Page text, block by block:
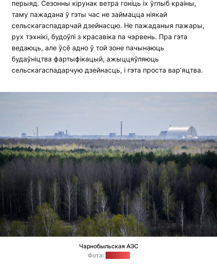
перыяд. Сезонны кірунак ветра гоніць іх ўглыб краіны,
таму пажадана ў гэты час не займацца ніякай
сельскагаспадарчай дзейнасцю. Не пажаданыя пажары,
рух тэхнікі, будоўлі з красавіка па чэрвень. Пра гэта
ведаюць, але ўсё адно ў той зоне пачынаюць
будаўніцтва фартыфікацый, ажыццяўляюць
сельскагаспадарчую дзейнасць, і гэта проста вар’яцтва.
Чарнобыльская АЭС
Фота: